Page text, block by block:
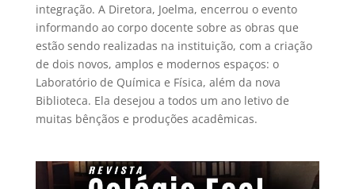
integração. A Diretora, Joelma, encerrou o evento
informando ao corpo docente sobre as obras que
estão sendo realizadas na instituição, com a criação
de dois novos, amplos e modernos espaços: o
Laboratório de Química e Física, além da nova
Biblioteca. Ela desejou a todos um ano letivo de
muitas bênçãos e produções acadêmicas.